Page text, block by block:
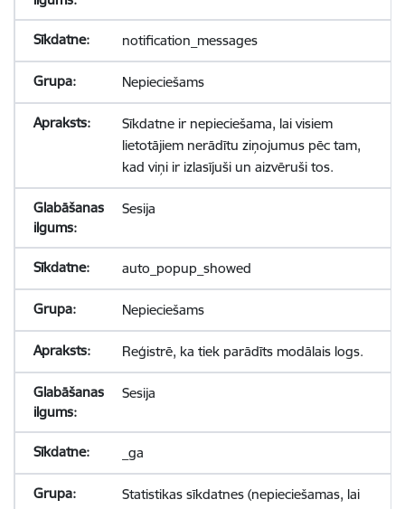
notification_messages
Nepieciešams
Sīkdatne ir nepieciešama, lai visiem
lietotājiem nerādītu ziņojumus pēc tam,
kad viņi ir izlasījuši un aizvēruši tos.
Sesija
auto_popup_showed
Nepieciešams
Reģistrē, ka tiek parādīts modālais logs.
Sesija
_ga
Statistikas sīkdatnes (nepieciešamas, lai